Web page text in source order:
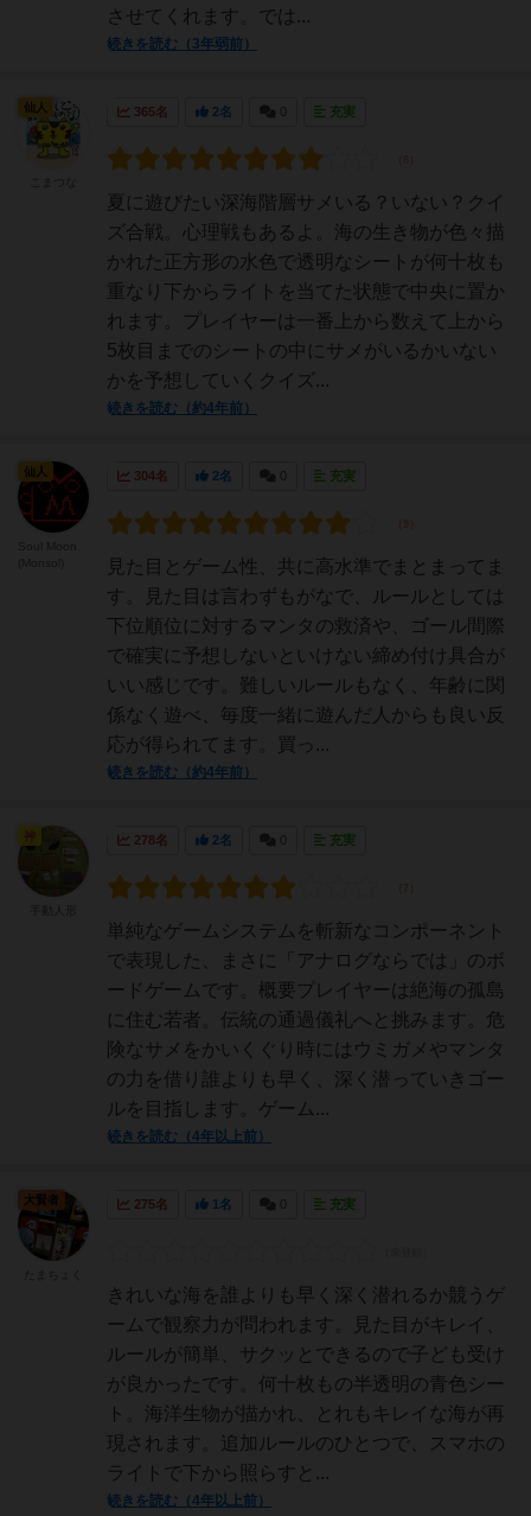
させてくれます。では...
続きを読む（3年弱前）
365名 2名 充実
夏に遊びたい深海階層サメいる？いない？クイ
ズ合戦。心理戦もあるよ。海の生き物が色々描
かれた正方形の水色で透明なシートが何十枚も
重なり下からライトを当てた状態で中央に置か
れます。プレイヤーは一番上から数えて上から
5枚目までのシートの中にサメがいるかいない
かを予想していくクイズ...
続きを読む（約4年前）
仙人
304名 2名 充実
見た目とゲーム性、共に高水準でまとまってま
す。見た目は言わずもがなで、ルールとしては
下位順位に対するマンタの救済や、ゴール間際
で確実に予想しないといけない締め付け具合が
いい感じです。難しいルールもなく、年齢に関
係なく遊べ、毎度一緒に遊んだ人からも良い反
応が得られてます。買っ...
続きを読む（約4年前）
仙人
278名 2名 充実
単純なゲームシステムを斬新なコンポーネント
で表現した、まさに「アナログならでは」のボ
ードゲームです。概要プレイヤーは絶海の孤島
に住む若者。伝統の通過儀礼へと挑みます。危
険なサメをかいくぐり時にはウミガメやマンタ
の力を借り誰よりも早く、深く潜っていきゴー
ルを目指します。ゲーム...
続きを読む（4年以上前）
神
275名 1名 充実
きれいな海を誰よりも早く深く潜れるか競うゲ
ームで観察力が問われます。見た目がキレイ、
ルールが簡単、サクッとできるので子ども受け
が良かったです。何十枚もの半透明の青色シー
ト。海洋生物が描かれ、とれもキレイな海が再
現されます。追加ルールのひとつで、スマホの
ライトで下から照らすと...
続きを読む（4年以上前）
大賢者